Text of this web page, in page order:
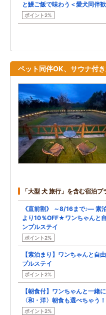
と鰻ご飯で味わう＜愛犬同伴
ポイント2%
ペット同伴OK、サウナ付
「大型 犬 旅行」を含む宿泊プ
《直前割》 ～8/16まで♪― 素
より10％OFF★ワンちゃんと
ンプルステイ
ポイント2%
【素泊まり】ワンちゃんと自
プルステイ
ポイント2%
【朝食付】ワンちゃんと一緒
〈和・洋〉朝食も選べちゃう！
ポイント2%